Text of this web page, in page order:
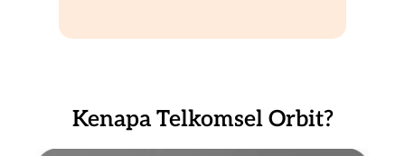
Kenapa Telkomsel Orbit?